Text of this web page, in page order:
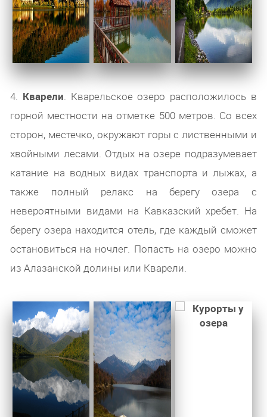
4. Кварели. Кварельское озеро расположилось в
горной местности на отметке 500 метров. Со всех
сторон, местечко, окружают горы с лиственными и
хвойными лесами. Отдых на озере подразумевает
катание на водных видах транспорта и лыжах, а
также полный релакс на берегу озера с
невероятными видами на Кавказский хребет. На
берегу озера находится отель, где каждый сможет
остановиться на ночлег. Попасть на озеро можно
из Алазанской долины или Кварели.